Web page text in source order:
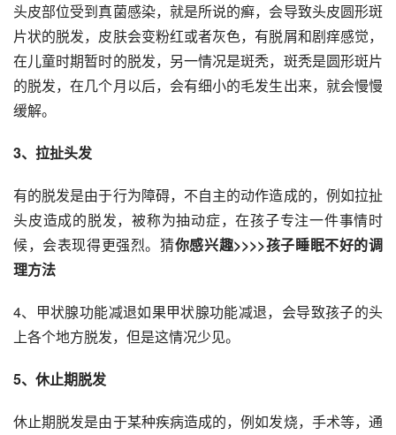
头皮部位受到真菌感染，就是所说的癣，会导致头皮圆形斑
片状的脱发，皮肤会变粉红或者灰色，有脱屑和剧痒感觉，
在儿童时期暂时的脱发，另一情况是斑秃，斑秃是圆形斑片
的脱发，在几个月以后，会有细小的毛发生出来，就会慢慢
缓解。
3、拉扯头发
有的脱发是由于行为障碍，不自主的动作造成的，例如拉扯
头皮造成的脱发，被称为抽动症，在孩子专注一件事情时
候，会表现得更强烈。猜你感兴趣>>>>孩子睡眠不好的调
理方法
4、甲状腺功能减退如果甲状腺功能减退，会导致孩子的头
上各个地方脱发，但是这情况少见。
5、休止期脱发
休止期脱发是由于某种疾病造成的，例如发烧，手术等，通